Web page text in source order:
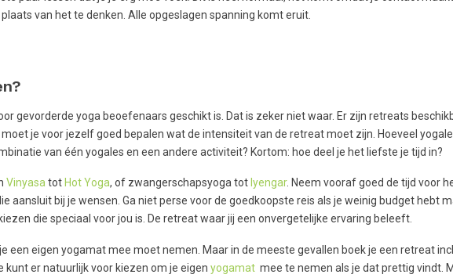
van het te denken. Alle opgeslagen spanning komt eruit.
gevorderde yoga beoefenaars geschikt is. Dat is zeker niet waar. Er zijn retreats
je voor jezelf goed bepalen wat de intensiteit van de retreat moet zijn. Hoeveel
van één yogales en een andere activiteit? Kortom: hoe deel je het liefste je tijd in?
Vinyasatot Hot Yoga, of zwangerschapsyoga tot Iyengar. Neem vooraf goed de tijd voor
aansluit bij je wensen. Ga niet perse voor de goedkoopste reis als je weinig budget hebt
die speciaal voor jou is. De retreat waar jij een onvergetelijke ervaring beleeft.
een eigen yogamat mee moet nemen. Maar in de meeste gevallen boek je een retreat
er natuurlijk voor kiezen om je eigen yogamat mee te nemen als je dat prettig vindt.